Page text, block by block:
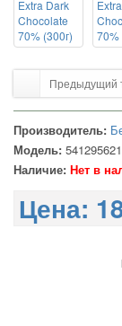
Предыдущий
Производитель:
Модель:
Наличие: Нет в
Цена: